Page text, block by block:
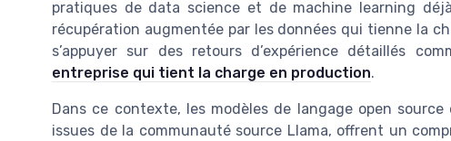
pratiques de data science et de machine learning
récupération augmentée par les données qui tienne la
s’appuyer sur des retours d’expérience détaillés
entreprise qui tient la charge en production.
Dans ce contexte, les modèles de langage open
issues de la communauté source Llama, offrent un